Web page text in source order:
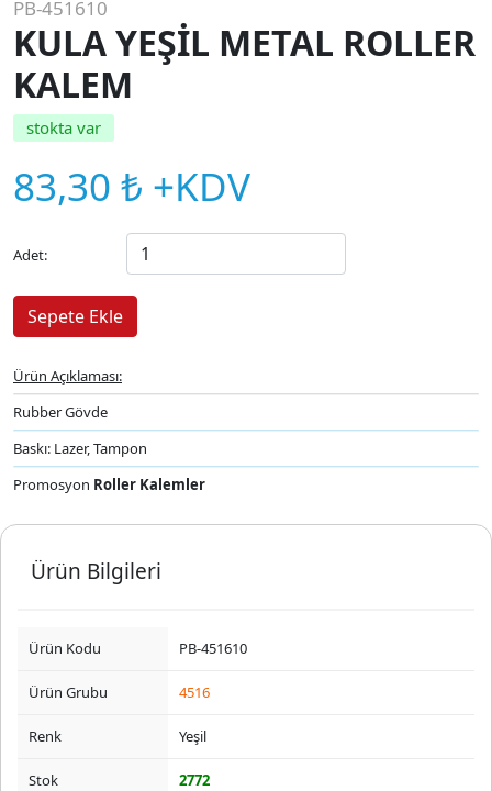
PB-451610
KULA YEŞİL METAL ROLLER
KALEM
stokta var
83,30 ₺ +KDV
Adet:
Ürün Açıklaması:
Rubber Gövde
Baskı: Lazer, Tampon
Promosyon Roller Kalemler
Ürün Bilgileri
Ürün Kodu PB-451610
Ürün Grubu 4516
Renk Yeşil
Stok 2772